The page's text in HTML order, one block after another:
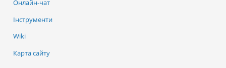
Онлайн-чат
Інструменти
Wiki
Карта сайту